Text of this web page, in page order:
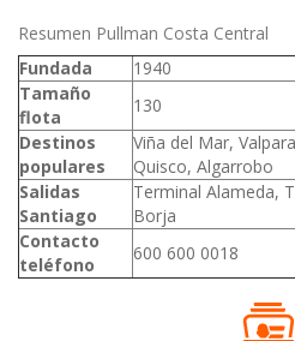
Resumen Pullman Costa Central
Fundada
1940
Tamaño
flota
130
Destinos
populares
Viña del Mar,
Quisco, Algarrobo
Salidas
Santiago
Terminal Alameda,
Borja
Contacto
teléfono
600 600 0018